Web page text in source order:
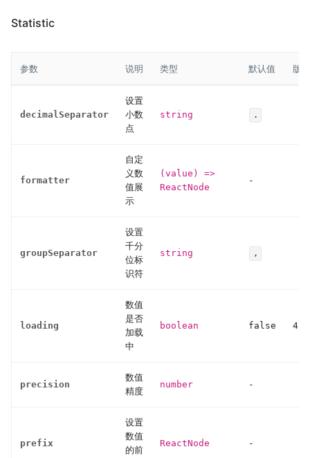
Statistic
参数 说明 类型 默认值 版本
decimalSeparator
设置
小数
点
string .
formatter
自定
义数
值展
示
(value) =>
ReactNode
-
groupSeparator
设置
千分
位标
识符
string ,
loading
数值
是否
加载
中
boolean false
precision
数值
精度
number -
prefix
设置
数值
的前
ReactNode -